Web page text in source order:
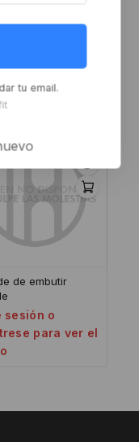
CENT PZ plastico
de embutir
sesión o
para ver el
tu email.